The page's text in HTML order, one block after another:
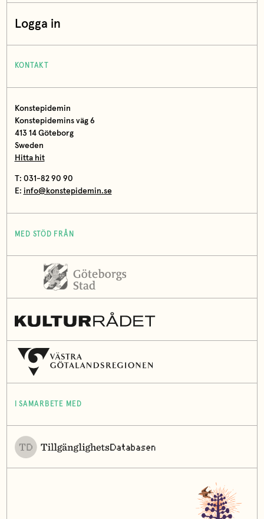
Logga in
KONTAKT
Konstepidemin
Konstepidemins väg 6
413 14 Göteborg
Sweden
Hitta hit
T: 031-82 90 90
E: info@konstepidemin.se
MED STÖD FRÅN
I SAMARBETE MED